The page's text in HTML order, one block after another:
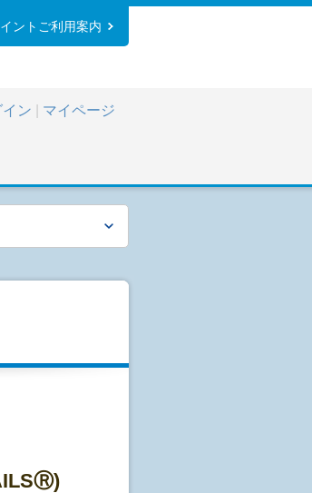
ントご利用案内
イン マイページ